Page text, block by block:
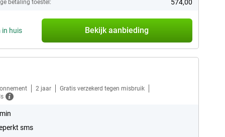
betaling toestel: 574,00
in huis Bekijk aanbieding
2 jaar
Gratis verzekerd tegen misbruik
sms